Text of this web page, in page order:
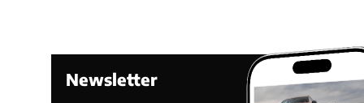
Newsletter